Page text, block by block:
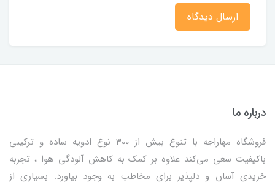
ارسال دیدگاه
درباره ما
فروشگاه مهاراجه با تنوع بیش از 300 نوع ادویه ساده و ترکیبی
باکیفیت سعی می‌کند علاوه بر کمک به کاهش آلودگی هوا ، تجربه
خریدی آسان و دلپذیر برای مخاطب به وجود بیاورد. بسیاری از